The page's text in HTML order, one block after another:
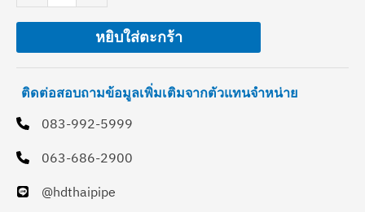
ชิ้น
หยิบใส่ตะกร้า
ติดต่อสอบถามข้อมูลเพิ่มเติมจากตัวแทนจำหน่าย
083-992-5999
063-686-2900
@hdthaipipe